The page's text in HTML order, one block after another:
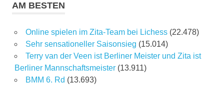
AM BESTEN
Online spielen im Zita-Team bei Lichess (22.478)
Sehr sensationeller Saisonsieg (15.014)
Terry van der Veen ist Berliner Meister und Zita ist
Berliner Mannschaftsmeister (13.911)
BMM 6. Rd (13.693)